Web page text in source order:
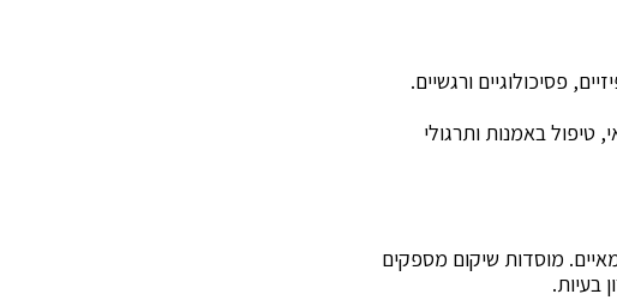
פסיכולוגיים ורגשיים.
טיפול באמנות ותרגולי
מוסדות שיקום מספקים
בעיות.